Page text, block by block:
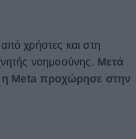
χρήστες και στη
νοημοσύνης. Μετά
Meta προχώρησε στην